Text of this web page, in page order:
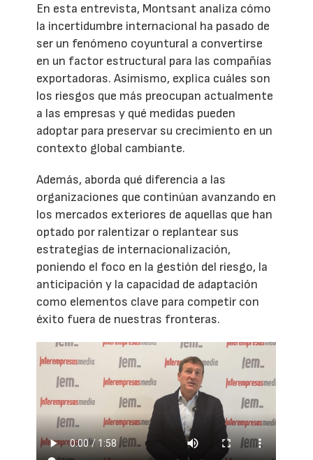
En esta entrevista, Montsant analiza cómo
la incertidumbre internacional ha pasado de
ser un fenómeno coyuntural a convertirse
en un factor estructural para las compañías
exportadoras. Asimismo, explica cuáles son
los riesgos que más preocupan actualmente
a las empresas y qué medidas pueden
adoptar para preservar su crecimiento en un
contexto global cambiante.
Además, aborda qué diferencia a las
organizaciones que continúan avanzando en
los mercados exteriores de aquellas que han
optado por ralentizar o replantear sus
estrategias de internacionalización,
poniendo el foco en la gestión del riesgo, la
anticipación y la capacidad de adaptación
como elementos clave para competir con
éxito fuera de nuestras fronteras.